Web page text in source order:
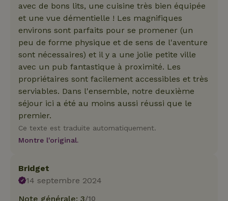
avec de bons lits, une cuisine très bien équipée
et une vue démentielle ! Les magnifiques
environs sont parfaits pour se promener (un
peu de forme physique et de sens de l'aventure
sont nécessaires) et il y a une jolie petite ville
avec un pub fantastique à proximité. Les
propriétaires sont facilement accessibles et très
serviables. Dans l'ensemble, notre deuxième
séjour ici a été au moins aussi réussi que le
premier.
Ce texte est traduite automatiquement.
Montre l'original.
Bridget
14 septembre 2024
Note générale: 3/10